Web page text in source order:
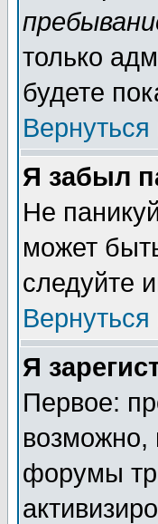
только
будете
Вернуться
Я забыл
Не
может
следуйте
Вернуться
Я
Первое:
возможно,
форумы